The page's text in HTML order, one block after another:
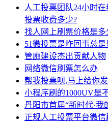
人工投票团队24小时
投票收费多少?
找人网上刷票价格是
51微投票是咋回事总
管廊建设杰出贡献人物
网络微信刷票怎么办
帮我投票呗,马上给你
小程序刷的1000UV是
丹阳市首届“新时代·
正规人工投票平台微